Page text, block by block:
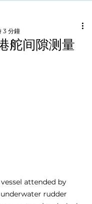
舵间隙测量
3 分鐘
attended by
rudder